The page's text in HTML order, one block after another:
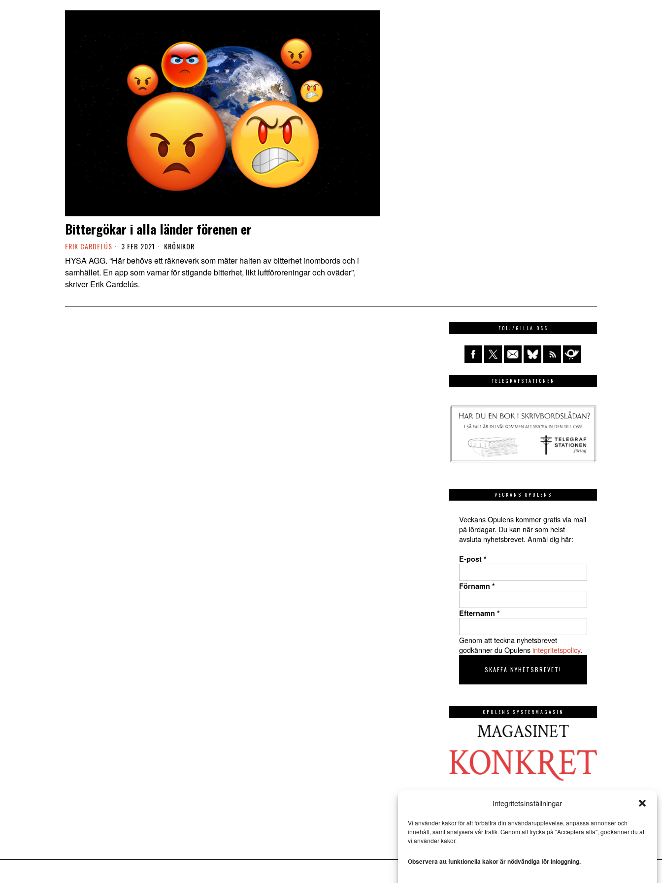
Integritetsinställningar
Vi använder kakor för att förbättra din användarupplevelse, anpassa annonser och
innehåll, samt analysera vår trafik. Genom att trycka på "Acceptera alla", godkänner du att
vi använder kakor.
Observera att funktionella kakor är nödvändiga för inloggning.
Bittergökar i alla länder förenen er
ERIK CARDELÚS 3 FEB 2021 KRÖNIKOR
HYSA AGG. “Här behövs ett räkneverk som mäter halten av bitterhet inombords och i
samhället. En app som varnar för stigande bitterhet, likt luftföroreningar och oväder”,
skriver Erik Cardelús.
FÖLJ/GILLA OSS
TELEGRAFSTATIONEN
VECKANS OPULENS
Veckans Opulens kommer gratis via mail
på lördagar. Du kan när som helst
avsluta nyhetsbrevet. Anmäl dig här:
E-post *
Förnamn *
Efternamn *
Genom att teckna nyhetsbrevet
godkänner du Opulensintegritetspolicy.
OPULENS SYSTERMAGASIN